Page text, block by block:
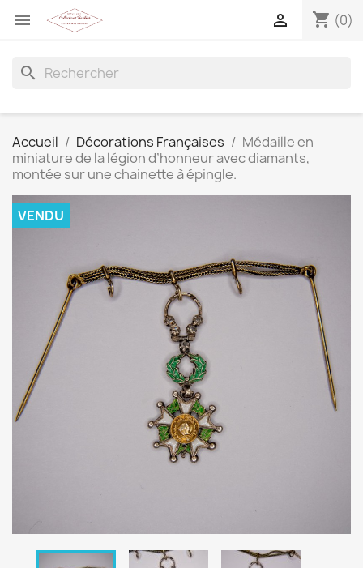
 shopping_cart (0)

search
Accueil Décorations Françaises
Médaille en
miniature de la légion d’honneur avec diamants,
montée sur une chainette à épingle.
VENDU